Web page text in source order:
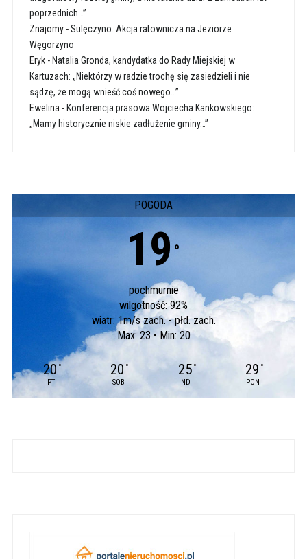
poprzednich…”
Znajomy-Sulęczyno. Akcja ratownicza na Jeziorze
Węgorzyno
Eryk- Natalia Gronda, kandydatka do Rady Miejskiej w
Kartuzach: „Niektórzy w radzie trochę się zasiedzieli i nie
sądzę, że mogą wnieść coś nowego…”
Ewelina - Konferencja prasowa Wojciecha Kankowskiego:
„Mamy historycznie niskie zadłużenie gminy…”
POGODA
19 °
pochmurnie
wilgotność: 92%
wiatr: 1m/s zach. - płd. zach.
Max: 23 • Min: 20
20 °
PT
20 °
SOB
25 °
ND
29 °
PON